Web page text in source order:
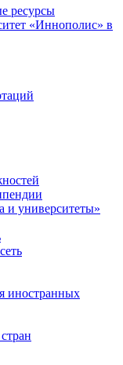
ресурсы
«Иннополис» в
и университеты»
иностранных